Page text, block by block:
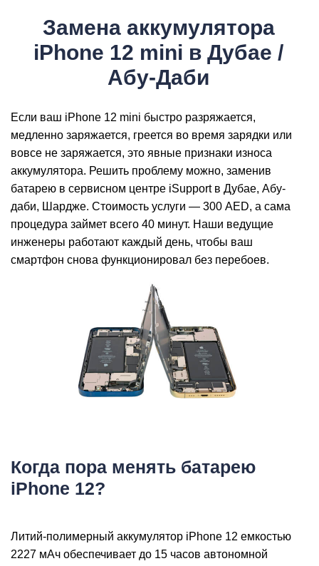
Замена аккумулятора
iPhone 12 mini в Дубае /
Абу-Даби
Если ваш iPhone 12 mini быстро разряжается,
медленно заряжается, греется во время зарядки или
вовсе не заряжается, это явные признаки износа
аккумулятора. Решить проблему можно, заменив
батарею в сервисном центре iSupport в Дубае, Абу-
даби, Шардже. Стоимость услуги — 300 AED, а сама
процедура займет всего 40 минут. Наши ведущие
инженеры работают каждый день, чтобы ваш
смартфон снова функционировал без перебоев.
Когда пора менять батарею
iPhone 12?
Литий-полимерный аккумулятор iPhone 12 емкостью
2227 мАч обеспечивает до 15 часов автономной